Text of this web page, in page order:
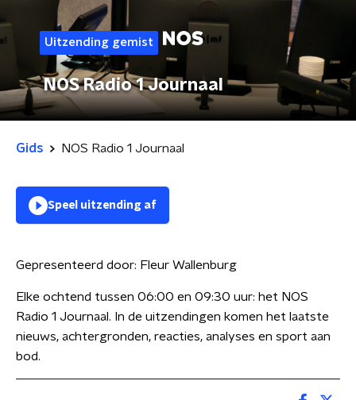
Uitzending gemist
NOS Radio 1 Journaal
Gids NOS Radio 1 Journaal
Speel uitzending af
Gepresenteerd door: Fleur Wallenburg
Elke ochtend tussen 06:00 en 09:30 uur: het NOS
Radio 1 Journaal. In de uitzendingen komen het laatste
nieuws, achtergronden, reacties, analyses en sport aan
bod.